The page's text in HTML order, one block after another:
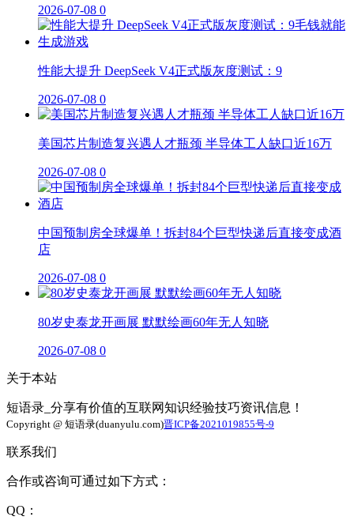
2026-07-08 0
性能大提升 DeepSeek V4正式版灰度测试：9
2026-07-08 0
美国芯片制造复兴遇人才瓶颈 半导体工人缺口近16万
2026-07-08 0
中国预制房全球爆单！拆封84个巨型快递后直接变成酒
店
2026-07-08 0
80岁史泰龙开画展 默默绘画60年无人知晓
2026-07-08 0
关于本站
短语录_分享有价值的互联网知识经验技巧资讯信息！
Copyright @ 短语录(duanyulu.com)晋ICP备2021019855号-9
联系我们
合作或咨询可通过如下方式：
QQ：